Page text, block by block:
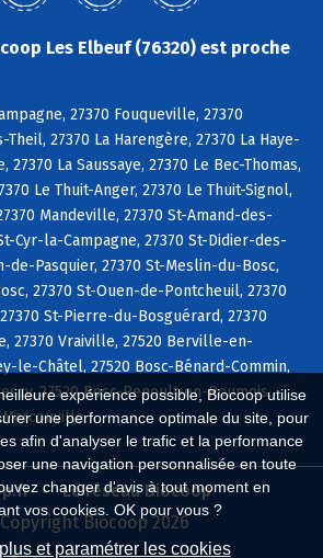
expérience possible, Biocoop utilise
une performance optimale du site, pour
afin d'analyser le trafic et la performance
une navigation personnalisée en toute
changer d'avis à tout moment en
vos cookies. OK pour vous ?
et paramétrer les cookies
Les Elbeuf (76320) est proche
27370 Fouqueville, 27370
27370 La Harengère, 27370 La Haye-
27370 La Saussaye, 27370 Le Bec-Thomas,
Le Thuit-Anger, 27370 Le Thuit-Signol,
Mandeville, 27370 St-Amand-des-
Cyr-la-Campagne, 27370 St-Didier-des-
de-Pasquier, 27370 St-Meslin-du-Bosc,
27370 St-Ouen-de-Pontcheuil, 27370
St-Pierre-du-Bosguérard, 27370
27370 Vraiville, 27520 Berville-en-
le-Châtel, 27520 Bosc-Bénard-Commin,
27520 Bosc-Renoult-en-Roumois,
Le réseau Biocoop
Copyright Biocoop 2026